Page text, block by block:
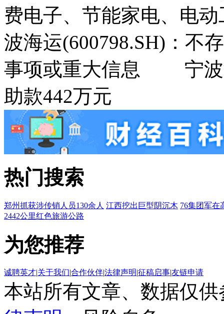
费电子、节能家电、
波海运(600798.SH)：不
事项或重大信息 宁波
助款442万元
热门搜索
郑州抓获涉传销人员130余人 江西挖出巨型阴沉木 76集团军在
2442公里红色旅游公路
为您推荐
诚聘英才|关于我们|合作伙伴|法律声明|征稿启事|友链申请
本站所有文章、数据仅